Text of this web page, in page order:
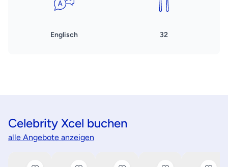
Englisch 32
Celebrity Xcel buchen
alle Angebote anzeigen